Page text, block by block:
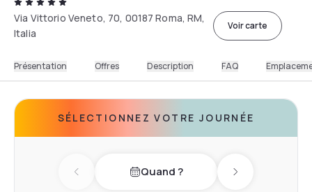
Via Vittorio Veneto, 70, 00187 Roma, RM,
Italia
Voir carte
Présentation Offres Description FAQ
SÉLECTIONNEZ VOTRE JOURNÉE
Previous dayQuand ? Next day